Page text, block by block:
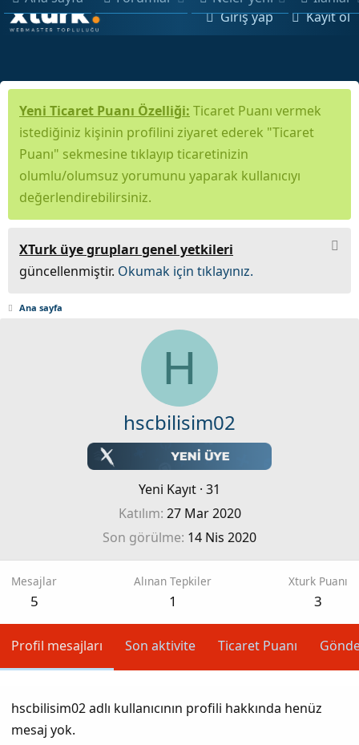
Giriş yap Kayıt ol
Yeni Ticaret Puanı Özelliği: Ticaret Puanı vermek
istediğiniz kişinin profilini ziyaret ederek "Ticaret
Puanı" sekmesine tıklayıp ticaretinizin
olumlu/olumsuz yorumunu yaparak kullanıcıyı
değerlendirebilirsiniz.
XTurk üye grupları genel yetkileri
güncellenmiştir. Okumak için tıklayınız.
Ana sayfa
H
hscbilisim02
Yeni Kayıt · 31
Katılım 27 Mar 2020
Son görülme 14 Nis 2020
Mesajlar
5
Alınan Tepkiler
1
Xturk Puanı
3
Profil mesajları Son aktivite Ticaret Puanı
hscbilisim02 adlı kullanıcının profili hakkında henüz
mesaj yok.